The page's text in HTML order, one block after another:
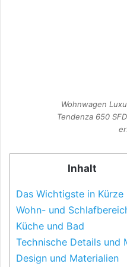
Wohnwagen
Tendenza 650
Inhalt
Das Wichtigste in Kürze
Wohn- und
Küche und Bad
Technische Details und
Design und Materialien